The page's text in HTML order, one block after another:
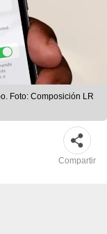
Foto: Composición LR
Compartir